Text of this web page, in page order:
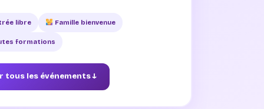
libre Famille bienvenue
formations
tous les événements ↓